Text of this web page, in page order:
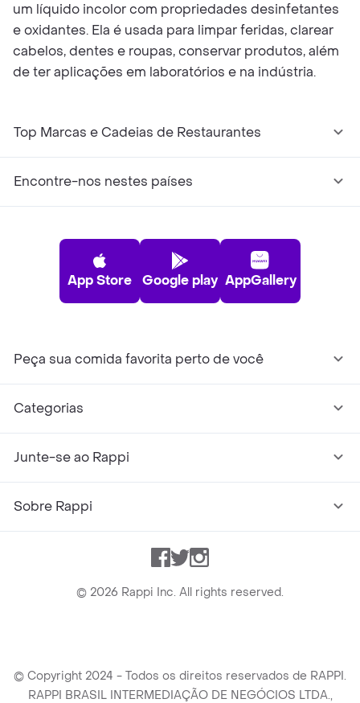
um líquido incolor com propriedades desinfetantes
e oxidantes. Ela é usada para limpar feridas, clarear
cabelos, dentes e roupas, conservar produtos, além
de ter aplicações em laboratórios e na indústria.
Top Marcas e Cadeias de Restaurantes
Encontre-nos nestes países
App Store Google play AppGallery
Peça sua comida favorita perto de você
Categorias
Junte-se ao Rappi
Sobre Rappi
Facebook
TwitterInstagram
© 2026 Rappi Inc. All rights reserved.
© Copyright 2024 - Todos os direitos reservados de RAPPI.
RAPPI BRASIL INTERMEDIAÇÃO DE NEGÓCIOS LTDA.,